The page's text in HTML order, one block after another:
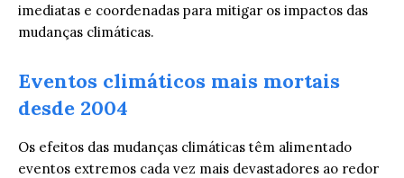
imediatas e coordenadas para mitigar os impactos das
mudanças climáticas.
Eventos climáticos mais mortais
desde 2004
Os efeitos das mudanças climáticas têm alimentado
eventos extremos cada vez mais devastadores ao redor